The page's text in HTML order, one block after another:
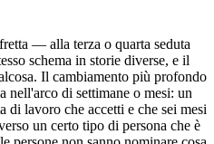
— alla terza o quarta seduta
schema in storie diverse, e il
Il cambiamento più profondo
nell'arco di settimane o mesi: un
lavoro che accetti e che sei mesi
un certo tipo di persona che è